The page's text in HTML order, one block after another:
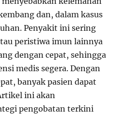
dan, dalam kasus
Penyakit ini sering
peristiwa imun lainnya
dengan cepat, sehingga
medis segera. Dengan
banyak pasien dapat
ini akan
pengobatan terkini